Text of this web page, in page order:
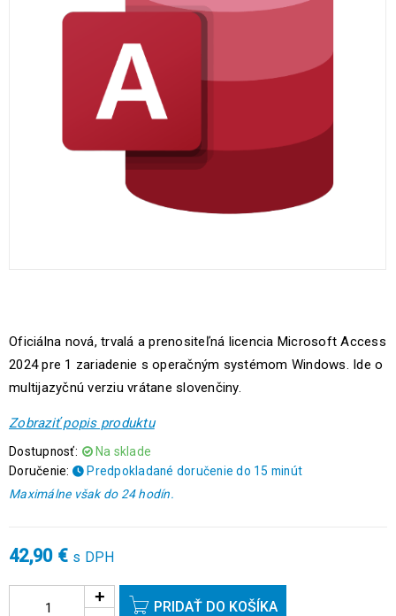
Oficiálna nová, trvalá a prenositeľná licencia Microsoft Access
2024 pre 1 zariadenie s operačným systémom Windows. Ide o
multijazyčnú verziu vrátane slovenčiny.
Zobraziť popis produktu
Dostupnosť:
Na sklade
Doručenie:
Predpokladané doručenie do 15 minút
Maximálne však do 24 hodín.
42,90 € s DPH
PRIDAŤ DO KOŠÍKA